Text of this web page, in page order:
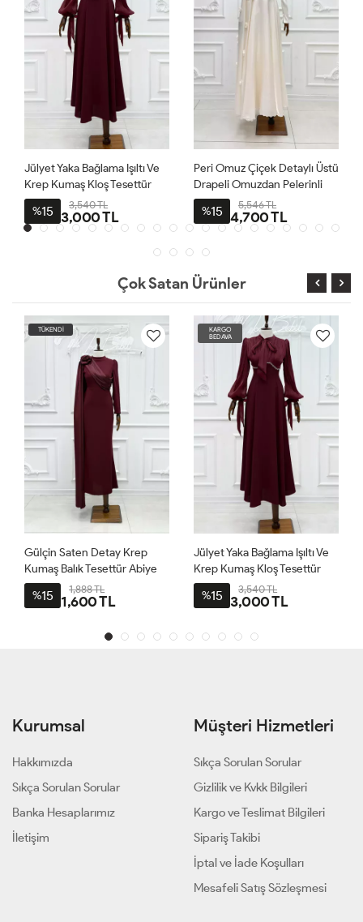
Jülyet Yaka Bağlama Işıltı Ve
Krep Kumaş Kloş Tesettür
Abiye Bordo
%15 3,540 TL
3,000 TL
Peri Omuz Çiçek Detaylı Üstü
Drapeli Omuzdan Pelerinli
Organze Kumaş Tesettür
Prenses Abiye Ekru
%15 5,546 TL
4,700 TL
Çok Satan Ürünler
TÜKENDİ
Gülçin Saten Detay Krep
Kumaş Balık Tesettür Abiye
Bordo
%15 1,888 TL
1,600 TL
KARGO
BEDAVA
Jülyet Yaka Bağlama Işıltı Ve
Krep Kumaş Kloş Tesettür
Abiye Bordo
%15 3,540 TL
3,000 TL
Kurumsal
Hakkımızda
Sıkça Sorulan Sorular
Banka Hesaplarımız
İletişim
Müşteri Hizmetleri
Sıkça Sorulan Sorular
Gizlilik ve Kvkk Bilgileri
Kargo ve Teslimat Bilgileri
Sipariş Takibi
İptal ve İade Koşulları
Mesafeli Satış Sözleşmesi